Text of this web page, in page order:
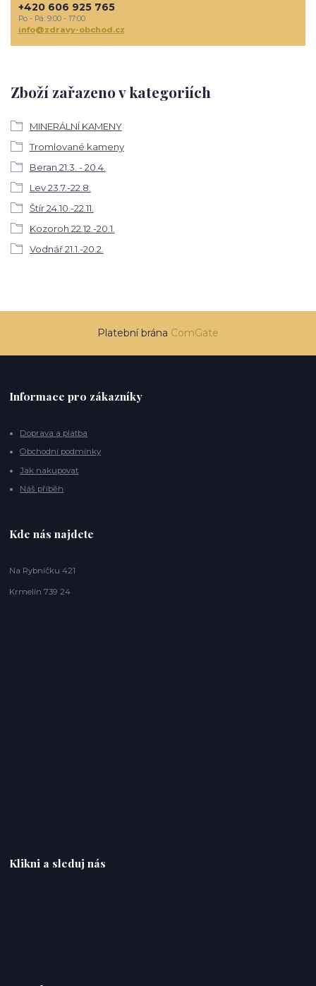
Zboží zařazeno v kategoriích
MINERÁLNÍ KAMENY
Tromlované kameny
Beran 21.3. - 20.4.
Lev 23.7.-22.8.
Štír 24.10.-22.11.
Kozoroh 22.12.-20.1.
Vodnář 21.1.-20.2.
+420 606 925 765
Po - Pá: 9:00 - 17:00
info@zdravy-obchod.cz
Platební brána ComGate
Informace pro zákazníky
Doprava a platba
Obchodní podmínky
Jak nakupovat
Náš příběh
Kde nás najdete
Na Rybníčku 421
Krmelín 739 24
Klikni a sleduj nás